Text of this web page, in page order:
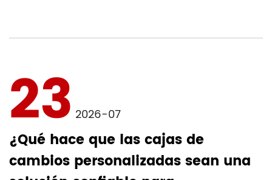
23 2026-07
¿Qué hace que las cajas de
cambios personalizadas sean una